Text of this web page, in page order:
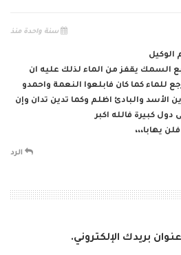
سنة واحدة منذ
الوكيل
السمك يقفز من الماء لذلك عليه ان
للماء كما كان فابلعوا النعمة واحمدو
الأسد والبادئ اظلم وكما تدين تدان وإن
دول كبيرة فالله اكبر
يهابا،،،
الرد
بريدك الإلكتروني.